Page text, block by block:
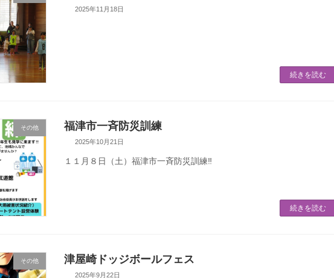
2025年11月18日
続きを読む
その他 福津市一斉防災訓練
2025年10月21日
１１月８日（土）福津市一斉防災訓練‼
続きを読む
その他 津屋崎ドッジボールフェス
2025年9月22日